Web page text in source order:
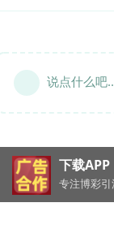
说点什么吧
下载APP
专注博彩引